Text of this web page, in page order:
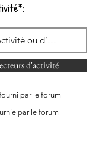
d'activité
par le forum
par le forum